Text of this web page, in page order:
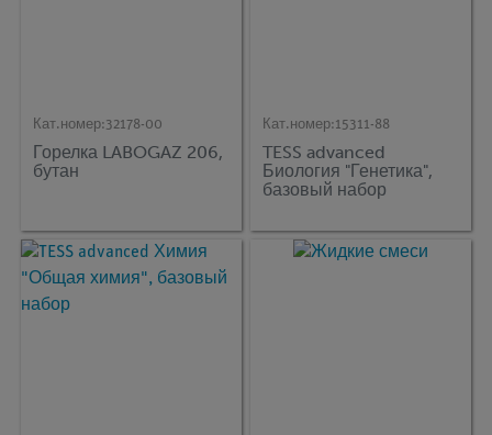
Кат.номер:32178-00
Горелка LABOGAZ 206,
бутан
Кат.номер:15311-88
TESS advanced
Биология "Генетика",
базовый набор